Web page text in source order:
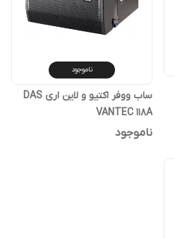
ناموجود
ساب ووفر اکتیو و لاین اری DAS
VANTEC 118A
ناموجود